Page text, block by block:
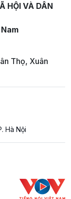
HỘI VÀ DÂN
Thọ, Xuân
Hà Nội